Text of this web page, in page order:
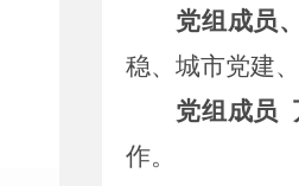
党组成员
稳、城市党建、
党组成员
作。